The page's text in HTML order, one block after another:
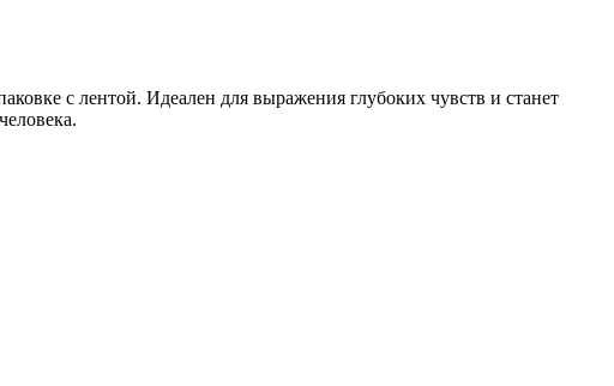
с лентой. Идеален для выражения глубоких чувств и станет